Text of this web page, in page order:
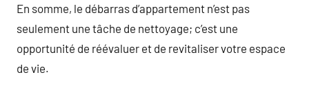
En somme, le débarras d’appartement n’est pas
seulement une tâche de nettoyage; c’est une
opportunité de réévaluer et de revitaliser votre espace
de vie.